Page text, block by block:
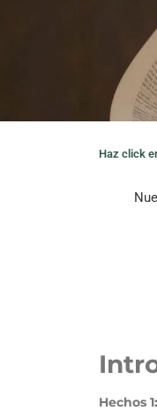
Haz click
Hechos